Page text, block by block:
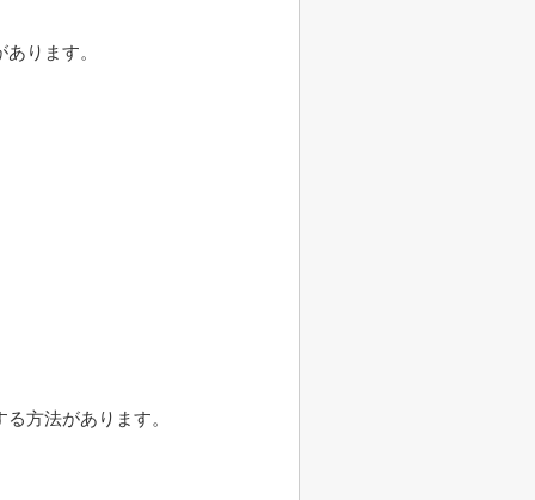
ります。
方法があります。